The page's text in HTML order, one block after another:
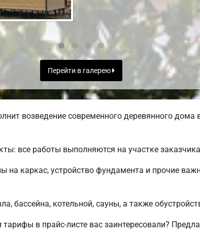
Перейти в галерею
возведение современного деревянного дома
все работы выполняются на участке
на каркас, устройство фундамента и прочие
бассейна, котельной, сауны, а также
в прайс-листе вас заинтересовали?